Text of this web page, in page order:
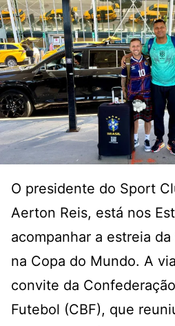
O presidente do Sport
Aerton Reis, está nos
acompanhar a estreia
na Copa do Mundo. A
convite da
Futebol (CBF), que